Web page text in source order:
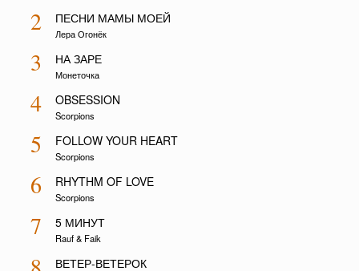
2 ПЕСНИ МАМЫ МОЕЙ
Лера Огонёк
3 НА ЗАРЕ
Монеточка
4 OBSESSION
Scorpions
5 FOLLOW YOUR HEART
Scorpions
6 RHYTHM OF LOVE
Scorpions
7 5 МИНУТ
Rauf & Faik
ВЕТЕР-ВЕТЕРОК